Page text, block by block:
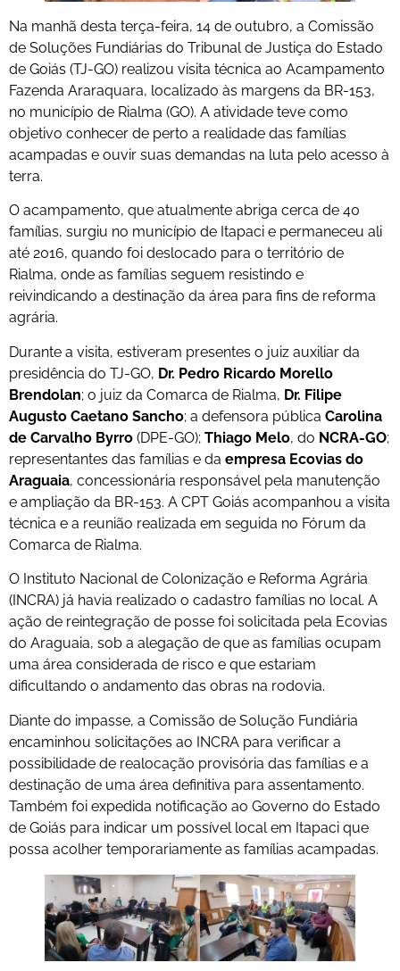
Na manhã desta terça-feira, 14 de outubro, a Comissão
de Soluções Fundiárias do Tribunal de Justiça do Estado
de Goiás (TJ-GO) realizou visita técnica ao Acampamento
Fazenda Araraquara, localizado às margens da BR-153,
no município de Rialma (GO). A atividade teve como
objetivo conhecer de perto a realidade das famílias
acampadas e ouvir suas demandas na luta pelo acesso à
terra.
O acampamento, que atualmente abriga cerca de 40
famílias, surgiu no município de Itapaci e permaneceu ali
até 2016, quando foi deslocado para o território de
Rialma, onde as famílias seguem resistindo e
reivindicando a destinação da área para fins de reforma
agrária.
Durante a visita, estiveram presentes o juiz auxiliar da
presidência do TJ-GO, Dr. Pedro Ricardo Morello
Brendolan; o juiz da Comarca de Rialma, Dr. Filipe
Augusto Caetano Sancho; a defensora pública Carolina
de Carvalho Byrro (DPE-GO); Thiago Melo, do NCRA-GO;
representantes das famílias e da empresa Ecovias do
Araguaia, concessionária responsável pela manutenção
e ampliação da BR-153. A CPT Goiás acompanhou a visita
técnica e a reunião realizada em seguida no Fórum da
Comarca de Rialma.
O Instituto Nacional de Colonização e Reforma Agrária
(INCRA) já havia realizado o cadastro famílias no local. A
ação de reintegração de posse foi solicitada pela Ecovias
do Araguaia, sob a alegação de que as famílias ocupam
uma área considerada de risco e que estariam
dificultando o andamento das obras na rodovia.
Diante do impasse, a Comissão de Solução Fundiária
encaminhou solicitações ao INCRA para verificar a
possibilidade de realocação provisória das famílias e a
destinação de uma área definitiva para assentamento.
Também foi expedida notificação ao Governo do Estado
de Goiás para indicar um possível local em Itapaci que
possa acolher temporariamente as famílias acampadas.